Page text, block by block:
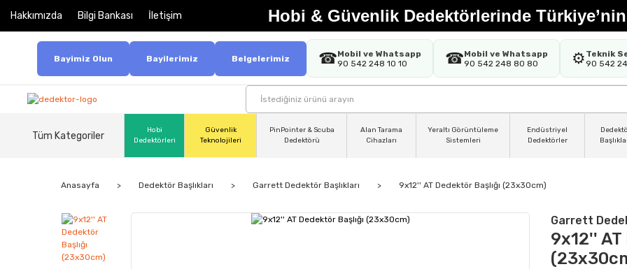
Hakkımızda Bilgi Bankası İletişim Hobi & Güvenlik Dedektörlerinde
Bayimiz Olun Bayilerimiz Belgelerimiz ☎Mobil ve Whatsapp
90 542 248 10 10
☎Mobil ve Whatsapp
90 542 248 80 80
⚙️ Teknik
90 542
Tüm Kategoriler
Hobi
Dedektörleri
Güvenlik
Teknolojileri
PinPointer & Scuba
Dedektörü
Alan Tarama
Cihazları
Yeraltı Görüntüleme
Sistemleri
Endüstriyel
Dedektörler
Anasayfa Dedektör Başlıkları Garrett Dedektör Başlıkları 9x12'' AT Dedektör Başlığı (23x30cm)
Garrett
9x12'' AT